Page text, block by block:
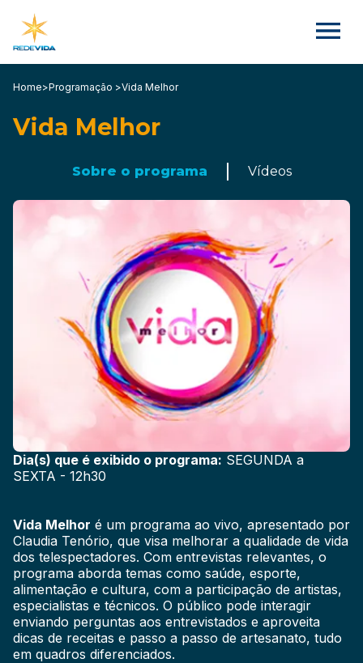
Home>Programação >Vida Melhor
Vida Melhor
Sobre o programa Vídeos
Dia(s) que é exibido o programa: SEGUNDA a
SEXTA - 12h30
Vida Melhor é um programa ao vivo, apresentado por
Claudia Tenório, que visa melhorar a qualidade de vida
dos telespectadores. Com entrevistas relevantes, o
programa aborda temas como saúde, esporte,
alimentação e cultura, com a participação de artistas,
especialistas e técnicos. O público pode interagir
enviando perguntas aos entrevistados e aproveita
dicas de receitas e passo a passo de artesanato, tudo
em quadros diferenciados.